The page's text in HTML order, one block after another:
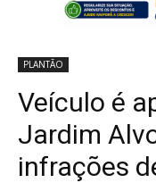
PLANTÃO
Veículo é
Jardim
infrações